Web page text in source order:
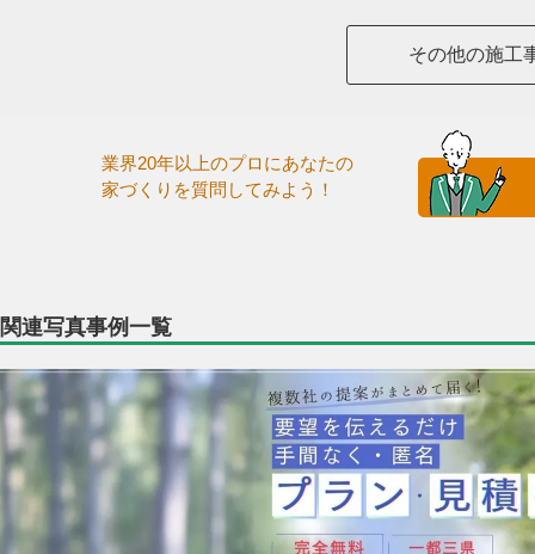
その他の施工
業界20年以上のプロにあなたの
家づくりを質問してみよう！
関連写真事例一覧